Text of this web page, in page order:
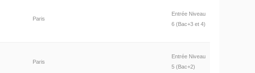
Paris
Entrée Niveau
6 (Bac+3 et 4)
Paris
Entrée Niveau
5 (Bac+2)